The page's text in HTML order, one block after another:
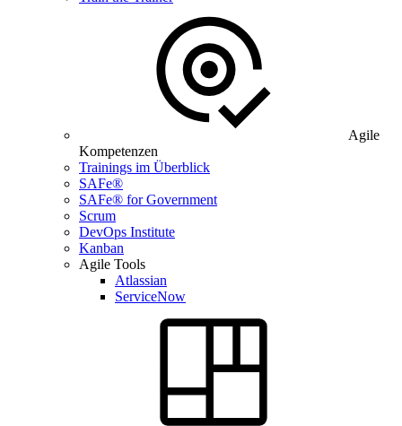
Agile
Kompetenzen
Trainings im Überblick
SAFe®
SAFe® for Government
Scrum
DevOps Institute
Kanban
Agile Tools
Atlassian
ServiceNow